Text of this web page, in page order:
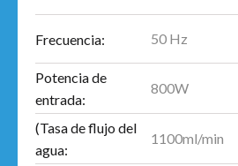
Frecuencia: 50 Hz
Potencia de
entrada:
800W
(Tasa de flujo del
agua:
1100ml/min